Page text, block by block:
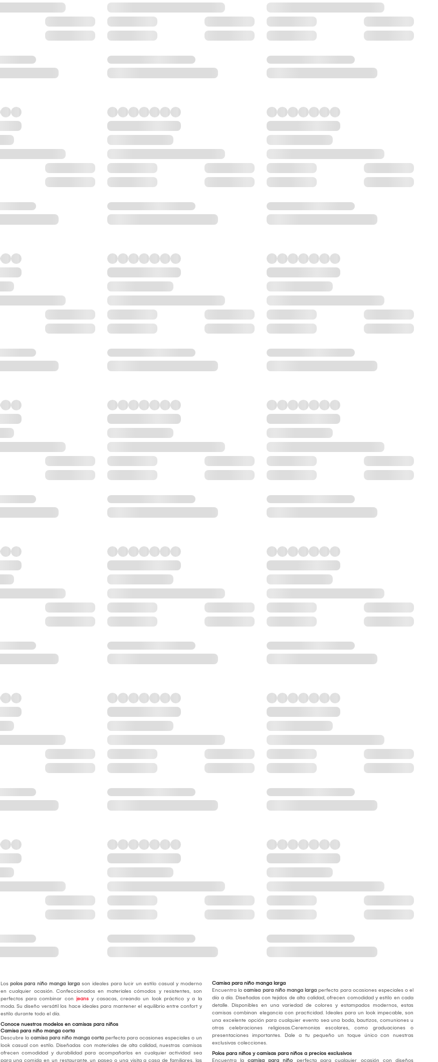
Los polos para niño manga largason ideales para lucir un estilo casual y moderno
en cualquier ocasión. Confeccionados en materiales cómodos y resistentes, son
perfectos para combinar con jeansy casacas, creando un look práctico y a la
moda. Su diseño versátil los hace ideales para mantener el equilibrio entre confort y
estilo durante todo el día.
Conoce nuestros modelos en camisas para niños
Camisa para niño manga corta
Descubre la camisa para niño manga cortaperfecta para ocasiones especiales o un
look casual con estilo. Diseñadas con materiales de alta calidad, nuestras camisas
ofrecen comodidad y durabilidad para acompañarlos en cualquier actividad sea
para una comida en un restaurante, un paseo o una visita a casa de familiares, las
Camisa para niño manga larga
Encuentra lacamisa para niño manga larga perfecta para ocasiones especiales o el
día a día. Diseñadas con tejidos de alta calidad, ofrecen comodidad y estilo en cada
detalle. Disponibles en una variedad de colores y estampados modernos, estas
camisas combinan elegancia con practicidad. Ideales para un look impecable, son
una excelente opción para cualquier evento sea una boda, bautizos, comuniones u
otras celebraciones religiosas.Ceremonias escolares, como graduaciones o
presentaciones importantes. Dale a tu pequeño un toque único con nuestras
exclusivas colecciones.
Polos para niños y camisas para niños a precios exclusivos
Encuentra lacamisa para niño perfecta para cualquier ocasión con diseños